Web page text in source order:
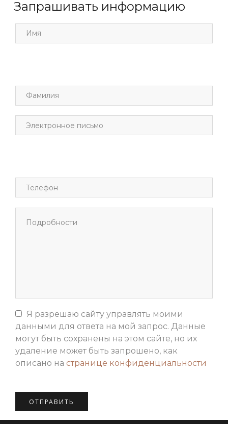
Запрашивать информацию
Я разрешаю сайту управлять моими
данными для ответа на мой запрос. Данные
могут быть сохранены на этом сайте, но их
удаление может быть запрошено, как
описано на странице конфиденциальности